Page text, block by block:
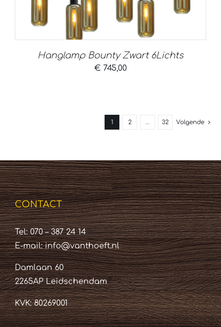
Hanglamp Bounty Zwart 6Lichts
€ 745,00
1 2 … 32 Volgende
CONTACT
Tel: 070 – 387 24 14
E-mail:info@vanthoeft.nl
Damlaan 60
2265AP Leidschendam
KVK: 80269001